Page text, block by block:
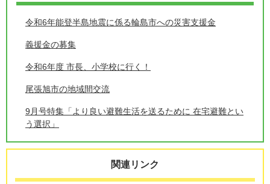
令和6年能登半島地震に係る輪島市への災害支援金
義援金の募集
令和6年度 市長、小学校に行く！
尾張旭市の地域間交流
9月号特集「より良い避難生活を送るために 在宅避難とい
う選択」
関連リンク